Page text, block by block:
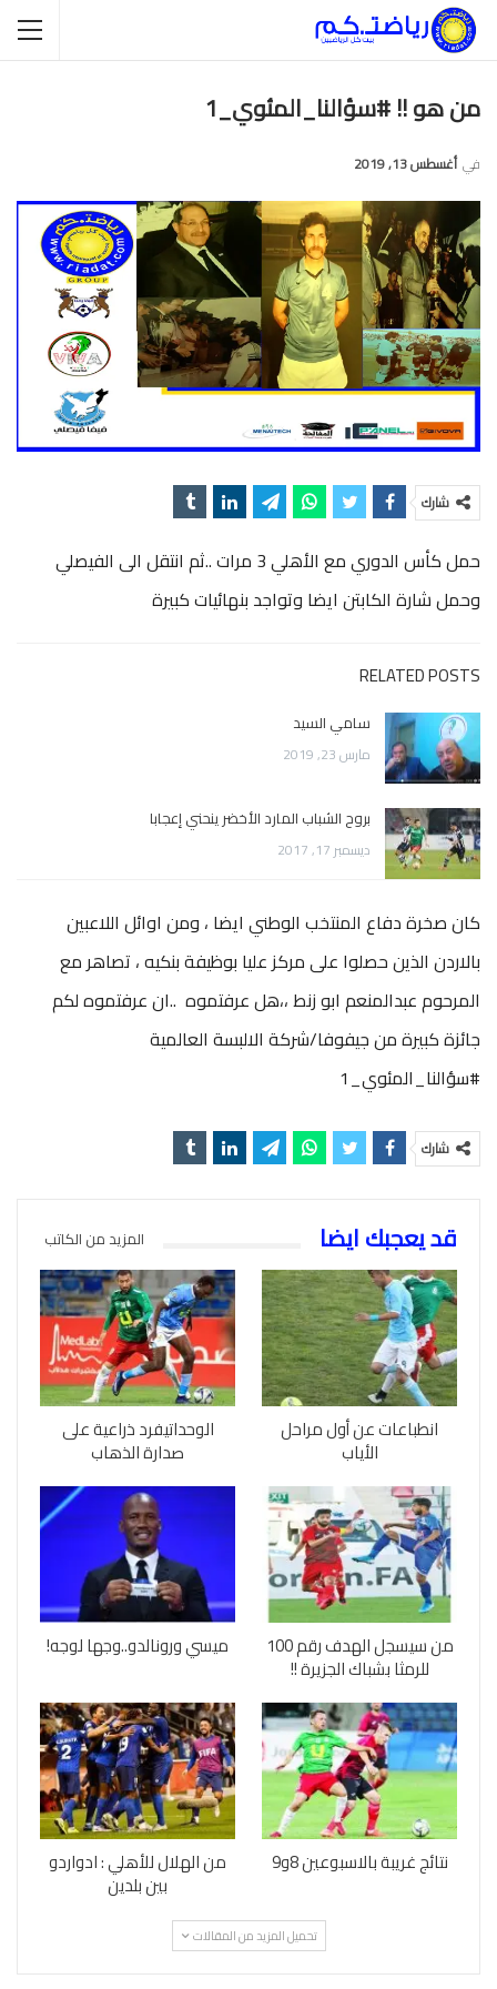
من هو !! #سؤالنا_المئوي_1
في أغسطس 13, 2019
شارك
حمل كأس الدوري مع الأهلي 3 مرات ..ثم انتقل الى الفيصلي
وحمل شارة الكابتن ايضا وتواجد بنهائيات كبيرة
RELATED POSTS
سامي السيد
مارس 23, 2019
بروح الشباب المارد الأخضر ينحني إعجابا
ديسمبر 17, 2017
كان صخرة دفاع المنتخب الوطني ايضا ، ومن اوائل اللاعبين
بالاردن الذين حصلوا على مركز عليا بوظيفة بنكيه ، تصاهر مع
المرحوم عبدالمنعم ابو زنط ،،هل عرفتموه ..ان عرفتموه لكم
جائزة كبيرة من جيفوفا/شركة الالبسة العالمية
#سؤالنا_المئوي_1
شارك
قد يعجبك ايضا المزيد من الكاتب
انطباعات عن أول مراحل
الأياب
الوحداتيفرد ذراعية على
صدارة الذهاب
من سيسجل الهدف رقم 100
للرمثا بشباك الجزيرة !!
ميسي ورونالدو..وجها لوجه!
نتائج غريبة بالاسبوعين 8و9 من الهلال للأهلي : ادواردو
بين بلدين
تحميل المزيد من المقالات